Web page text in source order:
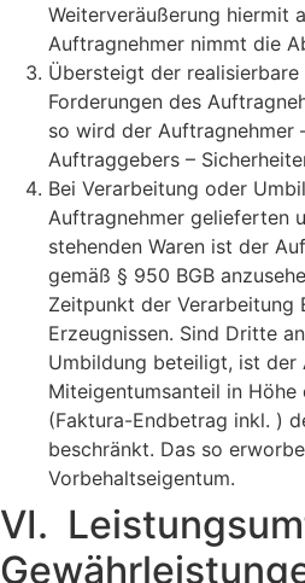
Weiterveräußerung hiermit
Auftragnehmer nimmt die
Übersteigt der
Forderungen des
so wird der Auftragnehmer
Auftraggebers –
Bei Verarbeitung oder
Auftragnehmer gelieferten
stehenden Waren ist der
gemäß § 950 BGB
Zeitpunkt der Verarbeitung
Erzeugnissen. Sind Dritte
Umbildung beteiligt, ist der
Miteigentumsanteil in Höhe
(Faktura-Endbetrag inkl. )
beschränkt. Das so
Vorbehaltseigentum.
VI.